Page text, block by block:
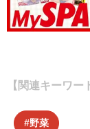
【関連キーワー
野菜